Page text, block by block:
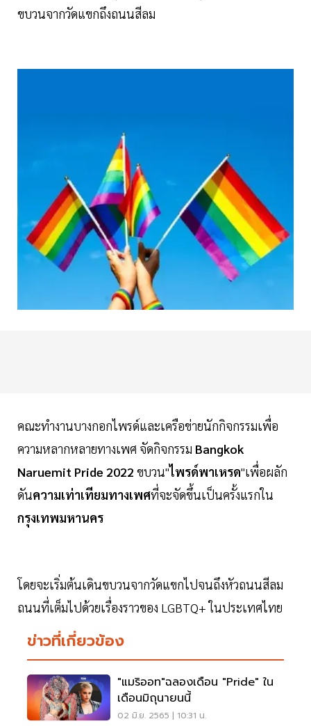
ขบวนจากวัดแขกถึงถนนสีลม
คณะทำงานบางกอกไพรด์และเครือข่ายนักกิจกรรมเพื่อ
ความหลากหลายทางเพศ จัดกิจกรรม Bangkok
Naruemit Pride 2022 ขบวน"ไพรด์พาเหรด"เพื่อผลัก
ดันความเท่าเทียมทางเพศที่จะจัดขึ้นเป็นครั้งแรกใน
กรุงเทพมหานคร
โดยจะเริ่มต้นเดินขบวนจากวัดแขกไปจนถึงหัวถนนสีลม
ถนนที่เต็มไปด้วยเรื่องราวของ LGBTQ+ ในประเทศไทย
ข่าวที่เกี่ยวข้อง
"แมริออท"ฉลองเดือน "Pride" ใน
เดือนมิถุนายนนี้
02 มิ.ย. 2565 | 10:31 น.